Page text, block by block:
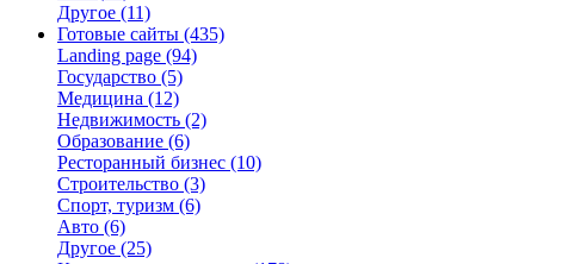
Другое (11)
Готовые сайты (435)
Landing page (94)
Государство (5)
Медицина (12)
Недвижимость (2)
Образование (6)
Ресторанный бизнес (10)
Строительство (3)
Спорт, туризм (6)
Авто (6)
Другое (25)